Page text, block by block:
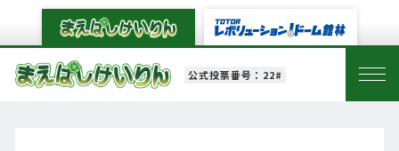
公式投票番号：22#